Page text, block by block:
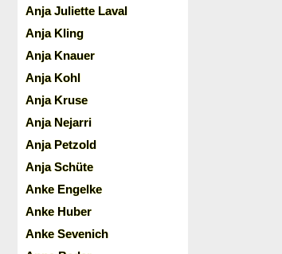
Anja Juliette Laval
Anja Kling
Anja Knauer
Anja Kohl
Anja Kruse
Anja Nejarri
Anja Petzold
Anja Schüte
Anke Engelke
Anke Huber
Anke Sevenich